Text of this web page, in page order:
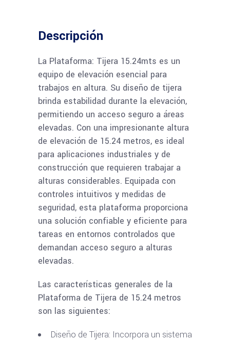
Descripción
La Plataforma: Tijera 15.24mts es un
equipo de elevación esencial para
trabajos en altura. Su diseño de tijera
brinda estabilidad durante la elevación,
permitiendo un acceso seguro a áreas
elevadas. Con una impresionante altura
de elevación de 15.24 metros, es ideal
para aplicaciones industriales y de
construcción que requieren trabajar a
alturas considerables. Equipada con
controles intuitivos y medidas de
seguridad, esta plataforma proporciona
una solución confiable y eficiente para
tareas en entornos controlados que
demandan acceso seguro a alturas
elevadas.
Las características generales de la
Plataforma de Tijera de 15.24 metros
son las siguientes:
Diseño de Tijera: Incorpora un sistema